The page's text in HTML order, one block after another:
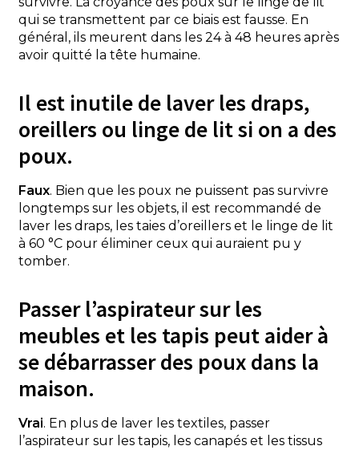
qui se transmettent par ce biais est fausse. En
général, ils meurent dans les 24 à 48 heures après
avoir quitté la tête humaine.
Il est inutile de laver les draps,
oreillers ou linge de lit si on a des
poux.
Faux. Bien que les poux ne puissent pas survivre
longtemps sur les objets, il est recommandé de
laver les draps, les taies d’oreillers et le linge de lit
à 60 °C pour éliminer ceux qui auraient pu y
tomber.
Passer l’aspirateur sur les
meubles et les tapis peut aider à
se débarrasser des poux dans la
maison.
Vrai. En plus de laver les textiles, passer
l’aspirateur sur les tapis, les canapés et les tissus